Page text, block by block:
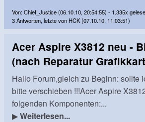
Von: Chief_Justice (06.10.10, 20:54:55) - 1.335x
3 Antworten, letzte von HCK (07.10.10, 11:03:51)
Acer Aspire X3812 neu -
(nach Reparatur
Hallo Forum,gleich zu Beginn: sollte
bitte verschieben !!!Acer Aspire
folgenden Komponenten:...
▶Weiterlesen...